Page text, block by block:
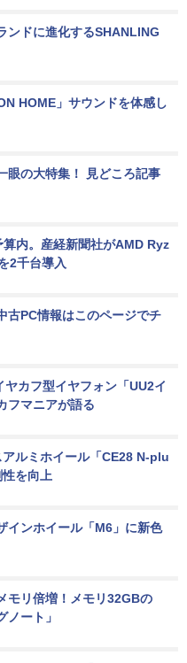
ンドに進化するSHANLING
HOME」サウンドを体感し
眼の大特集！ 見どころ記事
算内。産経新聞社がAMD Ryz
2千台導入
古PC情報はこのページでチ
ヤカフ型イヤフォン「UU2イ
フマニアが語る
ルミホイール「CE28 N-plu
を向上
インホイール「M6」に新色
モリ倍増！メモリ32GBの
ノート」